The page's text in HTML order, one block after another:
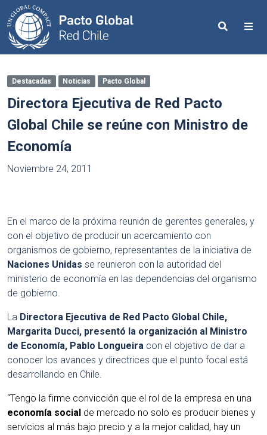
Search
Destacadas Noticias Pacto Global
Directora Ejecutiva de Red Pacto
Global Chile se reúne con Ministro de
Economía
Noviembre 24, 2011
En el marco de la próxima reunión de gerentes generales, y
con el objetivo de producir un acercamiento con
organismos de gobierno, representantes de la iniciativa de
Naciones Unidas se reunieron con la autoridad del
ministerio de economía en las dependencias del organismo
de gobierno.
La Directora Ejecutiva de Red Pacto Global Chile,
Margarita Ducci, presentó la organización al Ministro
de Economía, Pablo Longueira con el objetivo de dar a
conocer los avances y directrices que el punto focal está
desarrollando en Chile.
“Tengo la firme convicción que el rol de la empresa en una
economía social de mercado no solo es producir bienes y
servicios al más bajo precio y a la mejor calidad, hay un